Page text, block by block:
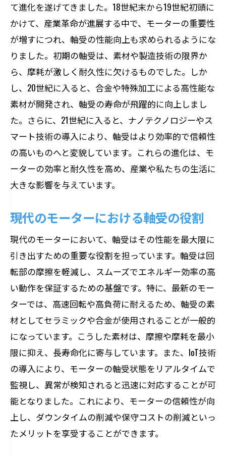
摩擦軽減技術の進展と耐久性
環境に優しい軸受設計の実現
耐久性向上のための試験方法
スマート技術で実現するモーターのリアルタ
イム監視
IoTを活用したモーター軸受の監視
スマートセンサー技術と故障予測
リアルタイムデータ分析で予防保全
スマート技術がもたらす管理効率化
異常検知アルゴリズムの進化
未来のスマートモーター管理システム
新素材がもたらすモーター効率化への貢献
カーボンファイバーの導入と効率向上
高強度合金の使用とそのメリット
軽量化素材がもたらすエネルギー節約
新素材が可能にするデザインの自由度
耐環境性向上による新素材の採用
素材革新がもたらすモーター設計の変化
摩擦と摩耗を抑えるモーター軸受の革新
低摩擦技術でエネルギー効率を最大化
潤滑技術の進化と摩耗防止
ナノコーティング技術の導入
表面処理と摩擦低減の相関
摩耗試験方法とその改善
て進化を遂げてきました。18世紀末から19世紀初頭に
かけて、産業革命が進展する中で、モーターの重要性
が増すにつれ、軸受の性能向上も求められるようにな
りました。初期の軸受は、素材や製造技術の限界か
ら、摩耗が激しく耐久性に欠けるものでした。しか
し、20世紀に入ると、合金や特殊加工による高性能な
素材が開発され、軸受の寿命が飛躍的に向上しまし
た。さらに、21世紀に入ると、ナノテクノロジーやス
マート技術の導入により、軸受はより効率的で信頼性
の高いものへと変貌しています。これらの進化は、モ
ーターの効率と耐久性を高め、産業や私たちの生活に
大きな影響を与えています。
現代のモーターにおける軸受の役割
現代のモーターにおいて、軸受はその性能を最大限に
引き出すための重要な役割を担っています。軸受は回
転部の摩擦を軽減し、スムーズでエネルギー効率の高
い動作を保証するための基盤です。特に、最新のモー
ターでは、高速回転や高負荷に耐えるため、軸受の素
材としてセラミックや合金が使用されることが一般的
になっています。こうした素材は、摩擦や摩耗を最小
限に抑え、長寿命化に寄与しています。また、IoT技術
の導入により、モーターの軸受状態をリアルタイムで
監視し、異常が検知されると迅速に対応することが可
能となりました。これにより、モーターの信頼性が向
上し、ダウンタイムの削減や保守コストの削減といっ
たメリットを享受することができます。